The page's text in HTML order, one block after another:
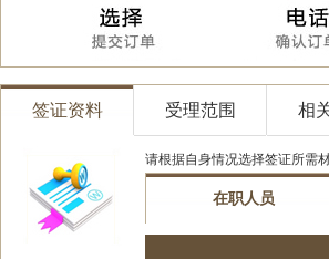
签证资料 受理范围 相
请根据自身情况选择签证所
在职人员